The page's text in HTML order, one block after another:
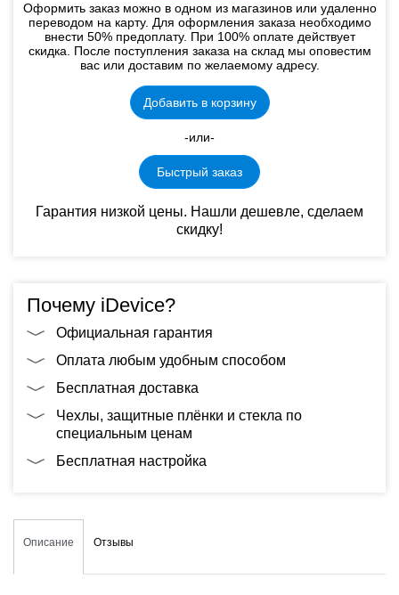
Оформить заказ можно в одном из магазинов или удаленно
переводом на карту. Для оформления заказа необходимо
внести 50% предоплату. При 100% оплате действует
скидка. После поступления заказа на склад мы оповестим
вас или доставим по желаемому адресу.
Добавить в корзину
-или-
Быстрый заказ
Гарантия низкой цены. Нашли дешевле, сделаем
скидку!
Почему iDevice?
Официальная гарантия
Оплата любым удобным способом
Бесплатная доставка
Чехлы, защитные плёнки и стекла по
специальным ценам
Бесплатная настройка
Описание Отзывы